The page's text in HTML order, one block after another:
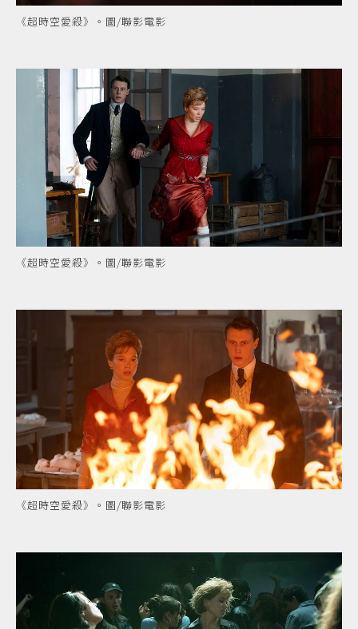
《超時空愛殺》。圖/聯影電影
《超時空愛殺》。圖/聯影電影
《超時空愛殺》。圖/聯影電影